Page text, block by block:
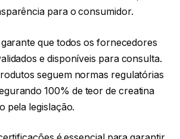
para o consumidor.
que todos os fornecedores
e disponíveis para consulta.
seguem normas regulatórias
100% de teor de creatina
pela legislação.